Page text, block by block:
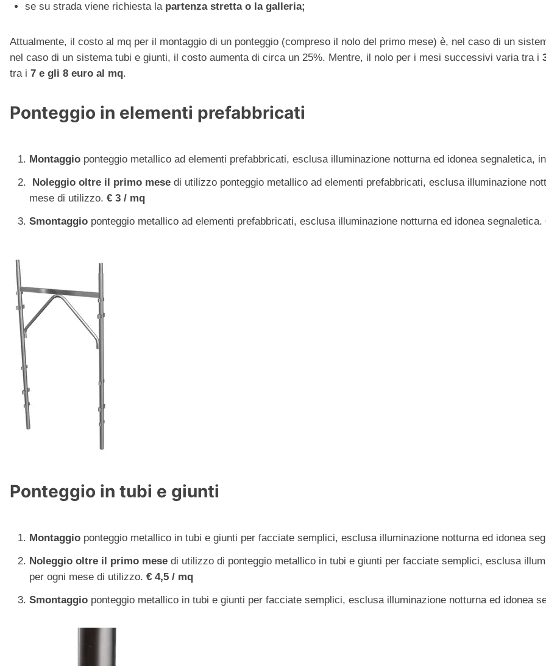
se su strada viene richiesta lapartenza stretta o la galleria;
Attualmente, il costo al mq per il montaggio di un ponteggio (compreso il nolo del primo mese) è, nel caso di un
nel caso di un sistema tubi e giunti, il costo aumenta di circa un 25%. Mentre, il nolo per i mesi successivi varia tra i
tra i 7 e gli 8 euro al mq.
Ponteggio in elementi prefabbricati
Montaggio ponteggio metallico ad elementi prefabbricati, esclusa illuminazione notturna ed idonea segnaletica,
Noleggio oltre il primo mese di utilizzo ponteggio metallico ad elementi prefabbricati, esclusa illuminazione
mese di utilizzo. € 3 / mq
Smontaggio ponteggio metallico ad elementi prefabbricati, esclusa illuminazione notturna ed idonea segnaletica.
Ponteggio in tubi e giunti
Montaggio ponteggio metallico in tubi e giunti per facciate semplici, esclusa illuminazione notturna ed idonea
Noleggio oltre il primo mese di utilizzo di ponteggio metallico in tubi e giunti per facciate semplici, esclusa
per ogni mese di utilizzo. € 4,5 / mq
Smontaggio ponteggio metallico in tubi e giunti per facciate semplici, esclusa illuminazione notturna ed idonea